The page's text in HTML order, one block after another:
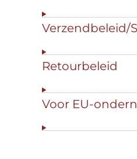
Verzendbeleid/
Retourbeleid
Voor EU-